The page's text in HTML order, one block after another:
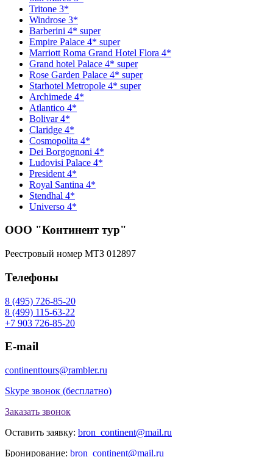
Tritone 3*
Windrose 3*
Barberini 4* super
Empire Palace 4* super
Marriott Roma Grand Hotel Flora 4*
Grand hotel Palace 4* super
Rose Garden Palace 4* super
Starhotel Metropole 4* super
Archimede 4*
Atlantico 4*
Bolivar 4*
Claridge 4*
Cosmopolita 4*
Dei Borgognoni 4*
Ludovisi Palace 4*
President 4*
Royal Santina 4*
Stendhal 4*
Universo 4*
ООО "Континент тур"
Реестровый номер МТЗ 012897
Телефоны
8 (495) 726-85-20
8 (499) 115-63-22
+7 903 726-85-20
E-mail
continenttours@rambler.ru
Skype звонок (бесплатно)
Заказать звонок
Оставить заявку: bron_continent@mail.ru
Бронирование: bron_continent@mail.ru